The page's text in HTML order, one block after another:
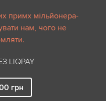
примх мільйонера-
нам, чого не
LIQPAY
грн